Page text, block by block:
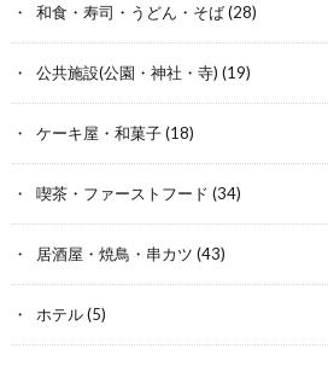
和食・寿司・うどん・そば(28)
公共施設(公園・神社・寺) (19)
ケーキ屋・和菓子(18)
喫茶・ファーストフード (34)
居酒屋・焼鳥・串カツ (43)
ホテル(5)